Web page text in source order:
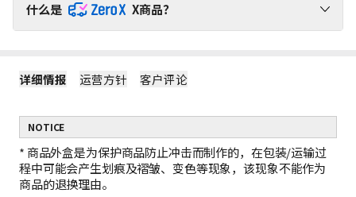
什么是 X商品？
1 ZeroX商品不产生运费
（ZeroX商品免邮。）
2 只购买ZeroX商品时，产生最低运费
如果只购买ZeroX商品，运费按最轻商品的重量计算。
示例：1件ZeroX商品的运费 = 10件ZeroX商品的运费
3 购满399元ZeroX商品，免邮！
详细情报 运营方针 客户评论
NOTICE
* 商品外盒是为保护商品防止冲击而制作的，在包装/运输过
程中可能会产生划痕及褶皱、变色等现象，该现象不能作为
商品的退换理由。